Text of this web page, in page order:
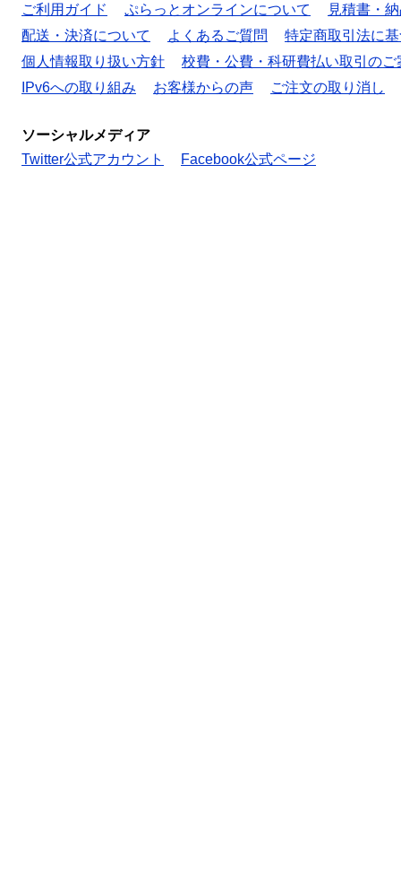
ご利用ガイド
ぷらっとオンラインについて
見積書・
配送・決済について
よくあるご質問
特定商取引法に
個人情報取り扱い方針
校費・公費・科研費払い取引のご
IPv6への取り組み
お客様からの声 ご注文の取り消し
ソーシャルメディア
Twitter公式アカウント
Facebook公式ページ